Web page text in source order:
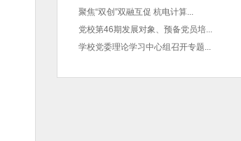
聚焦“双创”双融互促 杭电计算...
党校第46期发展对象、预备党员培...
学校党委理论学习中心组召开专题...